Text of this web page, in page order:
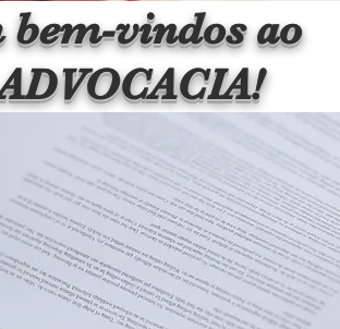
bem-vindos ao